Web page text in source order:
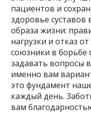
пациентов и
здоровье
образа жизни:
нагрузки и отказ
союзники в борьбе
задавать вопросы
именно вам
это фундамент
каждый день.
вам